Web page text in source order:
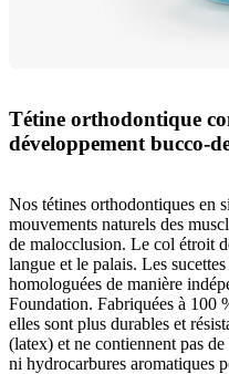
Tétine orthodontique
développement bucco-
Nos tétines orthodontiques en
mouvements naturels des
de malocclusion. Le col étroit
langue et le palais. Les
homologuées de manière
Foundation. Fabriquées à 100
elles sont plus durables et
(latex) et ne contiennent pas
ni hydrocarbures aromatiques